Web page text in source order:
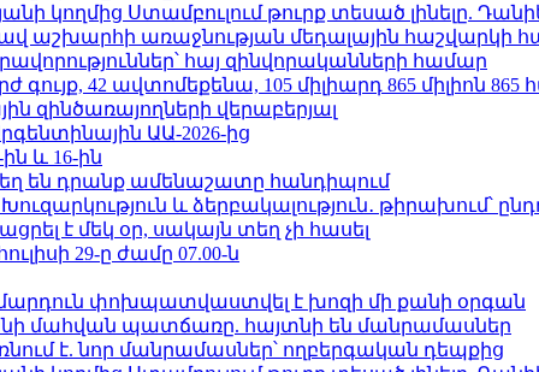
կողմից Ստամբուլում թուրք տեսած լինելը.
առաջնության մեդալային հաշվարկի
հայ զինվորականների համար
42 ավտոմեքենա, 105 միլիարդ 865 միլիոն
զինծառայողների վերաբերյալ
ԱԱ-2026-ից
և 16-ին
են դրանք ամենաշատը հանդիպում
և ձերբակալություն․ թիրախում՝
է մեկ օր, սակայն տեղ չի հասել
29-ը ժամը 07.00-ն
փոխպատվաստվել է խոզի մի քանի օրգան
մահվան պատճառը. հայտնի են մանրամասներ
է. նոր մանրամասներ՝ ողբերգական դեպքից